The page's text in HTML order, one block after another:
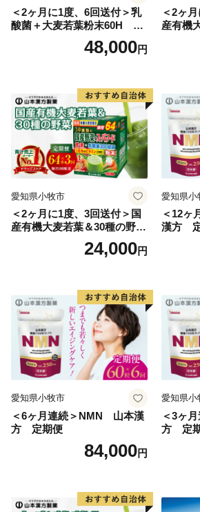
山梨県都留市の観光（移住）ＰＲの
＜2ヶ月に1度、6回送付＞乳
酸菌＋大麦若葉粉末60H 山
48,000円
＜2ヶ
産有機
菜 山
愛知県小牧市
＜2ヶ月に1度、3回送付＞国
産有機大麦若葉＆30種の野
菜 山本漢方 定期便
24,000円
愛知県小
＜12ヶ
漢方
愛知県小牧市
＜6ヶ月連続＞NMN 山本漢
方 定期便
84,000円
愛知県小
＜3ヶ
方 定